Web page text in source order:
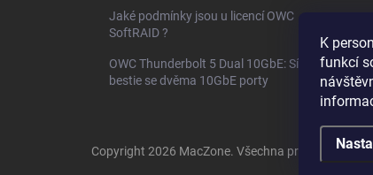
K
funkcí
Jaké podmínky jsou u licencí OWC
SoftRAID ?
OWC Thunderbolt 5 Dual 10GbE: Síťová
bestie se dvěma 10GbE porty
Copyright 2026 MacZone. Všechna práva